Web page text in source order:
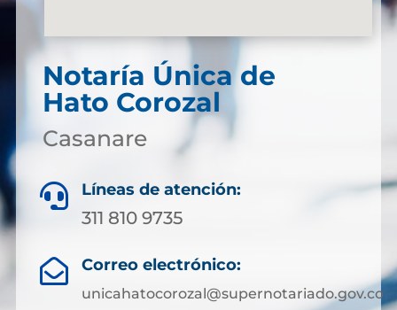
Notaría Única de
Hato Corozal
Casanare
 Líneas de atención:
311 810 9735
 Correo electrónico:
unicahatocorozal@supernotariado.gov.co